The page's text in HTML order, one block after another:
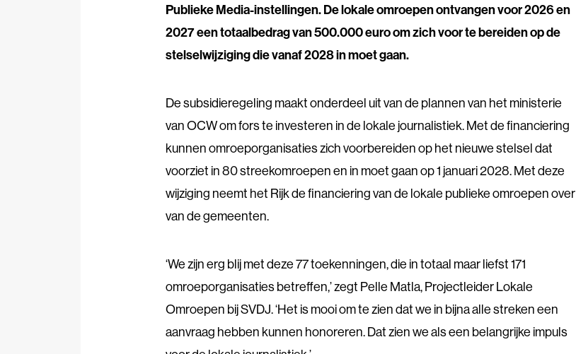
Publieke Media-instellingen. De lokale omroepen ontvangen voor 2026 en
2027 een totaalbedrag van 500.000 euro om zich voor te bereiden op de
stelselwijziging die vanaf 2028 in moet gaan.
De subsidieregeling maakt onderdeel uit van de plannen van het ministerie
van OCW om fors te investeren in de lokale journalistiek. Met de financiering
kunnen omroeporganisaties zich voorbereiden op het nieuwe stelsel dat
voorziet in 80 streekomroepen en in moet gaan op 1 januari 2028. Met deze
wijziging neemt het Rijk de financiering van de lokale publieke omroepen over
van de gemeenten.
‘We zijn erg blij met deze 77 toekenningen, die in totaal maar liefst 171
omroeporganisaties betreffen,’ zegt Pelle Matla, Projectleider Lokale
Omroepen bij SVDJ. ‘Het is mooi om te zien dat we in bijna alle streken een
aanvraag hebben kunnen honoreren. Dat zien we als een belangrijke impuls